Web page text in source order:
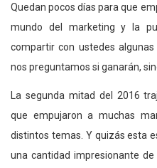
Quedan pocos días para que
mundo del marketing y la
compartir con ustedes
nos preguntamos si ganarán,
La segunda mitad del 2016
que empujaron a muchas
distintos temas. Y quizás esta
una cantidad impresionante